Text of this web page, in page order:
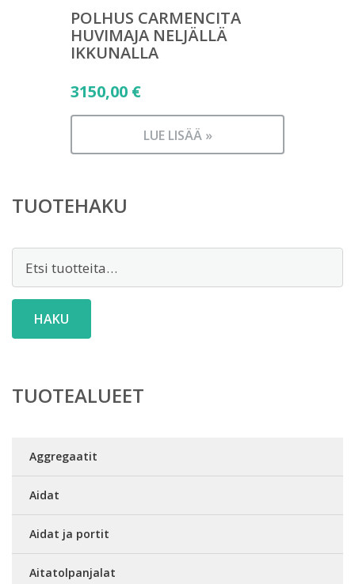
POLHUS CARMENCITA
HUVIMAJA NELJÄLLÄ
IKKUNALLA
3150,00 €
LUE LISÄÄ »
TUOTEHAKU
HAKU
TUOTEALUEET
Aggregaatit
Aidat
Aidat ja portit
Aitatolpanjalat